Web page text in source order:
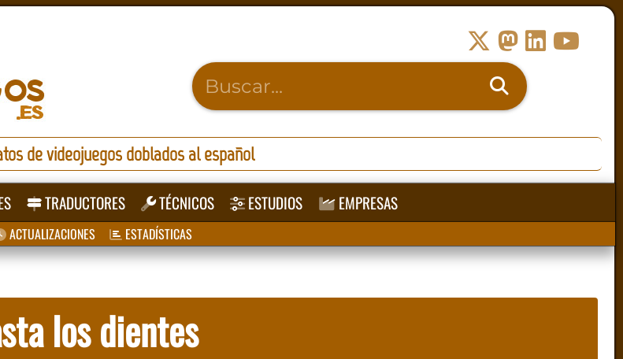
de videojuegos doblados al español
TRADUCTORES TÉCNICOS ESTUDIOS EMPRESAS
ACTUALIZACIONES ESTADÍSTICAS
los dientes